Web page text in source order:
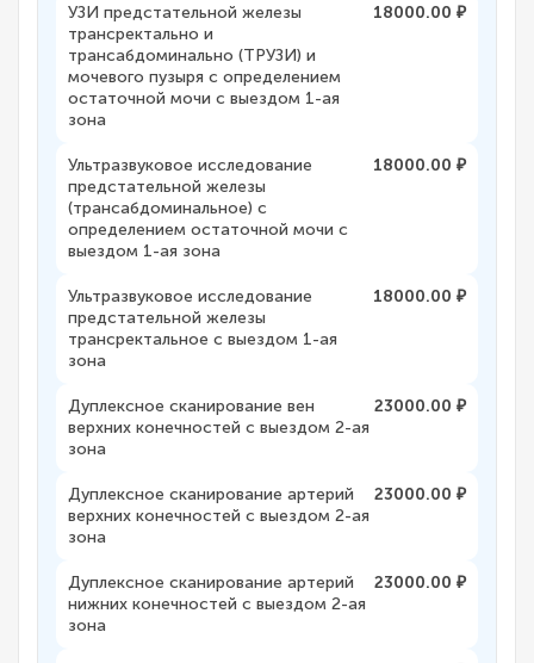
УЗИ предстательной железы
трансректально и
трансабдоминально (ТРУЗИ) и
мочевого пузыря с определением
остаточной мочи с выездом 1-ая
зона
18000.00 ₽
Ультразвуковое исследование
предстательной железы
(трансабдоминальное) с
определением остаточной мочи с
выездом 1-ая зона
18000.00 ₽
Ультразвуковое исследование
предстательной железы
трансректальное с выездом 1-ая
зона
18000.00 ₽
Дуплексное сканирование вен
верхних конечностей с выездом 2-ая
зона
23000.00 ₽
Дуплексное сканирование артерий
верхних конечностей с выездом 2-ая
зона
23000.00 ₽
Дуплексное сканирование артерий
нижних конечностей с выездом 2-ая
зона
23000.00 ₽